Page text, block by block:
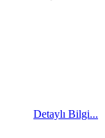
Detaylı Bilgi...